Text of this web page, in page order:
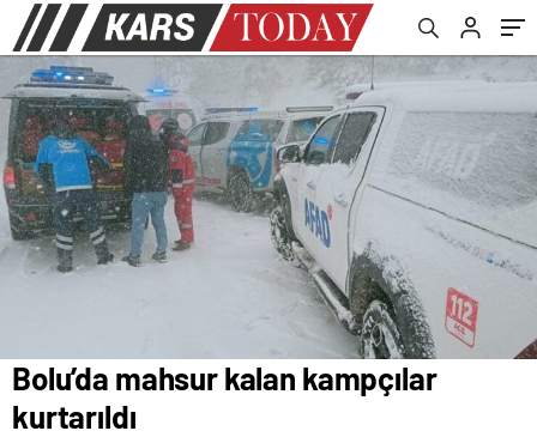
Bolu’da mahsur kalan kampçılar
kurtarıldı